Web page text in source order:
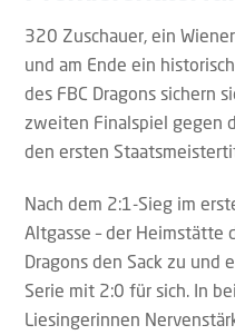
320 Zuschauer, ein
und am Ende ein
des FBC Dragons sichern
zweiten Finalspiel gegen
den ersten
Nach dem 2:1-Sieg im
Altgasse – der Heimstätte
Dragons den Sack zu und
Serie mit 2:0 für sich. In
Liesingerinnen